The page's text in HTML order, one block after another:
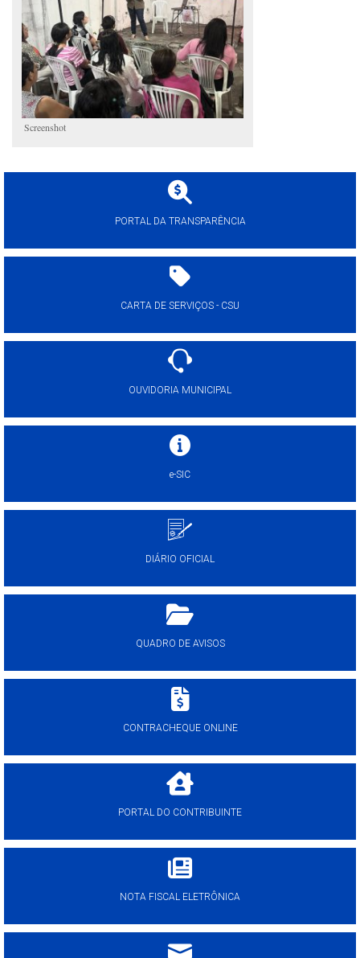
Screenshot
PORTAL DA TRANSPARÊNCIA
CARTA DE SERVIÇOS - CSU
OUVIDORIA MUNICIPAL
e-SIC
DIÁRIO OFICIAL
QUADRO DE AVISOS
CONTRACHEQUE ONLINE
PORTAL DO CONTRIBUINTE
NOTA FISCAL ELETRÔNICA